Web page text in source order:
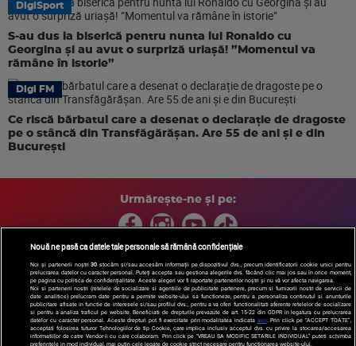
DigiSport
S-au dus la biserică pentru nunta lui Ronaldo cu
Georgina și au avut o surpriză uriașă! ”Momentul va
rămâne în istorie”
Digi FM
Ce riscă bărbatul care a desenat o declarație de dragoste
pe o stâncă din Transfăgărășan. Are 55 de ani și e din
București
Urmărește-ne și pe:
Copyright © 2026 / DIGI ROMANIA S.A.
Arhiva
Comunicate de presă Politica de confidentialitate
Termeni
si conditii
Gestionați preferințele| Contact/Info Codul etic
Nouă ne pasă ca datele tale personale să rămână confidențiale
Noi și partenerii noștri30 stocăm și/sau accesăm informații pe dispozitivul dvs., precum identificatorii cookie unici pentru
prelucrarea datelor cu caracter personal. Puteți accepta sau gestiona alegerile dvs. făcând clic mai jos sau în orice moment,
pe pagina cu politica de confidențialitate. Aceste alegeri vor fi raportate partenerilor noștri și nu vă vor afecta navigarea.
Noi si partenerii nostri (retelele de socializare si agentiile de publicitate partenere, precum si furnizorii nostri de servicii de
date analitice) prelucram date pentru a permite website-ului sa functioneze, pentru a personaliza continutul si anunturile
publicitare afisate in functie de interesele si/sau profilul dvs., pentru a va oferi functionalitati aferente retelelor de socializare
si pentru a analiza traficul pe website. Beneficiati de drepturile prevazute de art. 15-22 din GDPR in legatura cu prelucrarea
datelor cu caracter personal. Aceste drepturi pot fi exercitate prin modalitatea indicata aici. Prin click pe “ACCEPT TOATE”,
acceptati folosirea tuturor Tehnologiilor de tip Cookie, care implica inclusiv acceptul dvs. cu privire la stocarea/accesarea
informatiilor de catre Vendor-ii cu care colaboram. Prin click pe “VREAU SA MODIFIC SETARILE INDIVIDUAL” puteti schimba
preferintele in mod individual, mai putin cele legate de cookie strict necesare pentru functionarea website-ului.